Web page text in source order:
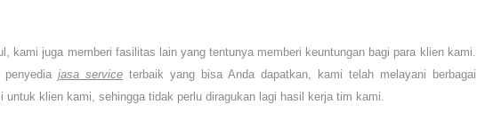
kami juga memberi fasilitas lain yang tentunya memberi keuntungan bagi para klien kami.
penyedia jasa service terbaik yang bisa Anda dapatkan, kami telah melayani berbagai
untuk klien kami, sehingga tidak perlu diragukan lagi hasil kerja tim kami.